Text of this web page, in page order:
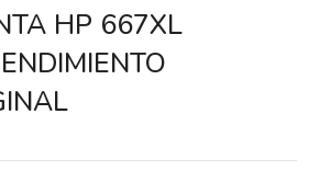
HP 667XL